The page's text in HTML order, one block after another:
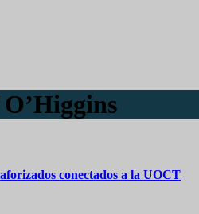
conectados a la UOCT